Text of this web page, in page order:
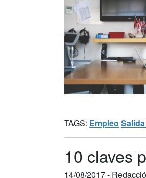
TAGS: Empleo
10 claves
14/08/2017 -